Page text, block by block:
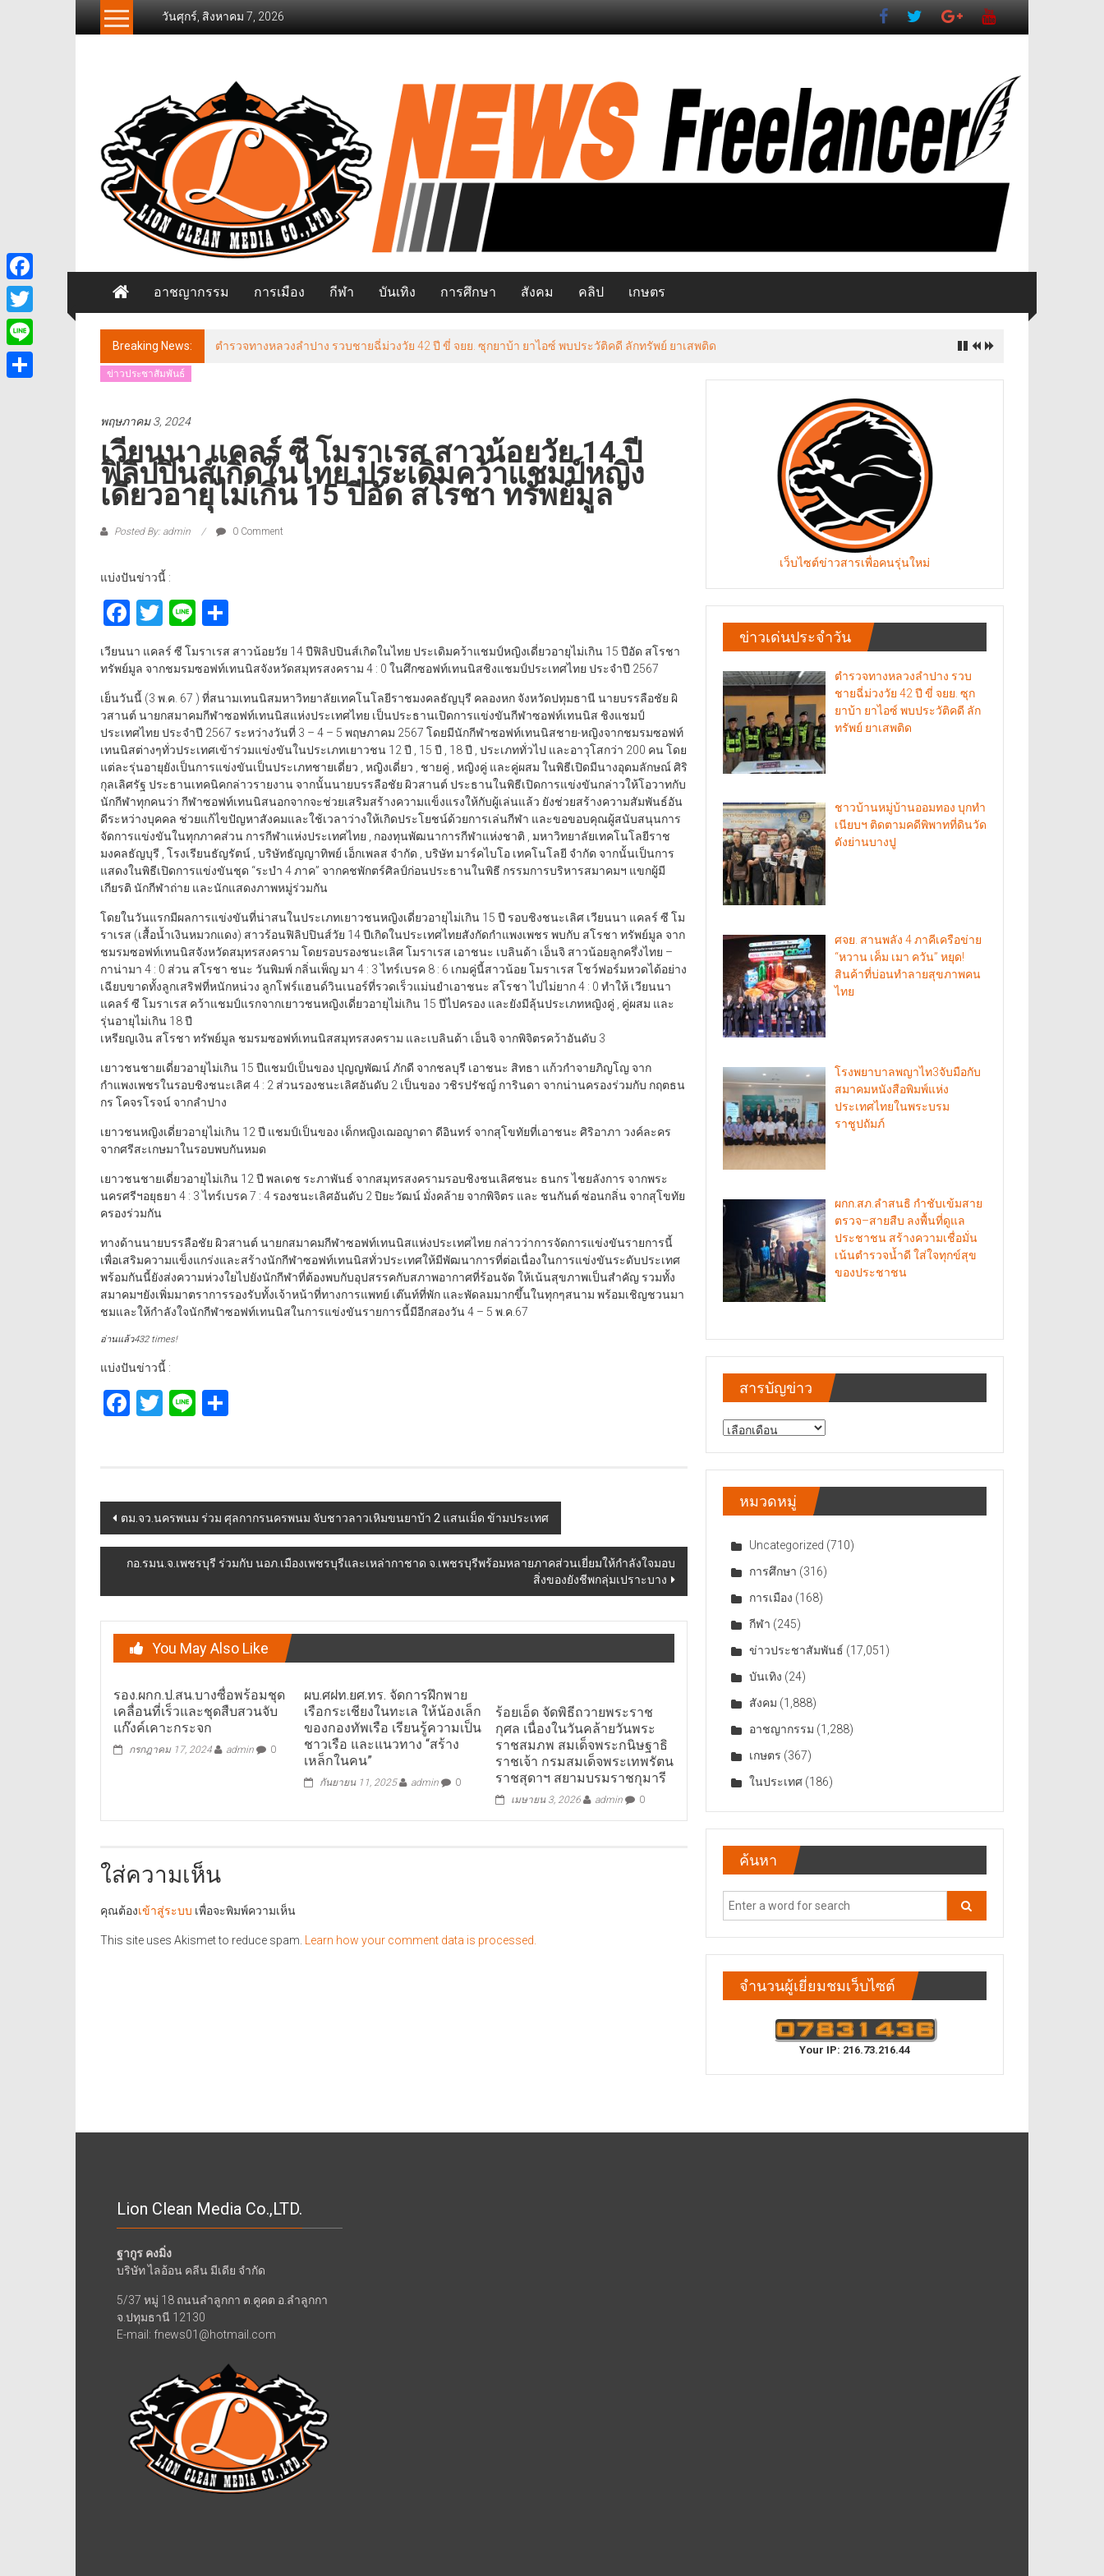
วันศุกร์, สิงหาคม 7, 2026
Freelancer
วส์
ฟรี
แลน
เซอร์
อาชญากรรม การเมือง กีฬา บันเทิง การศึกษา สังคม คลิป เกษตร
Breaking News: ตำรวจทางหลวงลำปาง รวบชายฉี่ม่วงวัย 42 ปี ขี่ จยย. ซุกยาบ้า ยาไอซ์ พบประวัติคดี ลักทรัพย์ ยาเสพติด
ข่าวประชาสัมพันธ์
พฤษภาคม 3, 2024
เวียนนา แคลร์ ซี โมราเรส สาวน้อยวัย 14 ปี
ฟิลิปปินส์เกิดในไทย ประเดิมคว้าแชมป์หญิง
เดี่ยวอายุไม่เกิน 15 ปีอัด สโรชา ทรัพย์มูล
Posted By: admin 0 Comment
แบ่งปันข่าวนี้ :
Facebook
Twitter
Line
เวียนนา แคลร์ ซี โมราเรส สาวน้อยวัย 14 ปีฟิลิปปินส์เกิดในไทย ประเดิมคว้าแชมป์หญิงเดี่ยวอายุไม่เกิน 15 ปีอัด สโรชา
ทรัพย์มูล จากชมรมซอฟท์เทนนิสจังหวัดสมุทรสงคราม 4 : 0 ในศึกซอฟท์เทนนิสชิงแชมป์ประเทศไทย ประจำปี 2567
เย็นวันนี้ (3 พ.ค. 67 ) ที่สนามเทนนิสมหาวิทยาลัยเทคโนโลยีราชมงคลธัญบุรี คลองหก จังหวัดปทุมธานี นายบรรลือชัย ผิ
วสานต์ นายกสมาคมกีฬาซอฟท์เทนนิสแห่งประเทศไทย เป็นประธานเปิดการแข่งขันกีฬาซอฟท์เทนนิส ชิงแชมป์
ประเทศไทย ประจำปี 2567 ระหว่างวันที่ 3 – 4 – 5 พฤษภาคม 2567 โดยมีนักกีฬาซอฟท์เทนนิสชาย-หญิงจากชมรมซอฟท์
เทนนิสต่างๆทั่วประเทศเข้าร่วมแข่งขันในประเภทเยาวชน 12 ปี , 15 ปี , 18 ปี , ประเภททั่วไป และอาวุโสกว่า 200 คน โดย
แต่ละรุ่นอายุยังเป็นการแข่งขันเป็นประเภทชายเดี่ยว , หญิงเดี่ยว , ชายคู่ , หญิงคู่ และคู่ผสม ในพิธีเปิดมีนางอุดมลักษณ์ ศิริ
กุลเลิศรัฐ ประธานเทคนิคกล่าวรายงาน จากนั้นนายบรรลือชัย ผิวสานต์ ประธานในพิธีเปิดการแข่งขันกล่าวให้โอวาทกับ
นักกีฬาทุกคนว่า กีฬาซอฟท์เทนนิสนอกจากจะช่วยเสริมสร้างความแข็งแรงให้กับผู้เล่นแล้ว ยังช่วยสร้างความสัมพันธ์อัน
ดีระหว่างบุคคล ช่วยแก้ไขปัญหาสังคมและใช้เวลาว่างให้เกิดประโยชน์ด้วยการเล่นกีฬา และขอขอบคุณผู้สนับสนุนการ
จัดการแข่งขันในทุกภาคส่วน การกีฬาแห่งประเทศไทย , กองทุนพัฒนาการกีฬาแห่งชาติ , มหาวิทยาลัยเทคโนโลยีราช
มงคลธัญบุรี , โรงเรียนธัญรัตน์ , บริษัทธัญญาทิพย์ เอ็กเพลส จำกัด , บริษัท มาร์คไบโอ เทคโนโลยี จำกัด จากนั้นเป็นการ
แสดงในพิธีเปิดการแข่งขันชุด “ระบำ 4 ภาค” จากคชพักตร์ศิลป์ก่อนประธานในพิธี กรรมการบริหารสมาคมฯ แขกผู้มี
เกียรติ นักกีฬาถ่าย และนักแสดงภาพหมู่ร่วมกัน
โดยในวันแรกมีผลการแข่งขันที่น่าสนในประเภทเยาวชนหญิงเดี่ยวอายุไม่เกิน 15 ปี รอบชิงชนะเลิศ เวียนนา แคลร์ ซี โม
ราเรส (เสื้อน้ำเงินหมวกแดง) สาวร้อนฟิลิปปินส์วัย 14 ปีเกิดในประเทศไทยสังกัดกำแพงเพชร พบกับ สโรชา ทรัพย์มูล จาก
ชมรมซอฟท์เทนนิสจังหวัดสมุทรสงคราม โดยรอบรองชนะเลิศ โมราเรส เอาชนะ เบลินด้า เอ็นจิ สาวน้อยลูกครึ่งไทย –
กาน่ามา 4 : 0 ส่วน สโรชา ชนะ วันพิมพ์ กลิ่นเพ็ญ มา 4 : 3 ไทร์เบรค 8 : 6 เกมคู่นี้สาวน้อย โมราเรส โชว์ฟอร์มหวดได้อย่าง
เฉียบขาดทั้งลูกเสริฟที่หนักหน่วง ลูกโฟร์แฮนด์วินเนอร์ที่รวดเร็วแม่นยำเอาชนะ สโรชา ไปไม่ยาก 4 : 0 ทำให้ เวียนนา
แคลร์ ซี โมราเรส คว้าแชมป์แรกจากเยาวชนหญิงเดี่ยวอายุไม่เกิน 15 ปีไปครอง และยังมีลุ้นประเภทหญิงคู่ , คู่ผสม และ
รุ่นอายุไม่เกิน 18 ปี
เหรียญเงิน สโรชา ทรัพย์มูล ชมรมซอฟท์เทนนิสสมุทรสงคราม และเบลินด้า เอ็นจิ จากพิจิตรคว้าอันดับ 3
เยาวชนชายเดี่ยวอายุไม่เกิน 15 ปีแชมป์เป็นของ ปุญญพัฒน์ ภักดี จากชลบุรี เอาชนะ สิทธา แก้วกำจายภิญโญ จาก
กำแพงเพชรในรอบชิงชนะเลิศ 4 : 2 ส่วนรองชนะเลิศอันดับ 2 เป็นของ วชิรปรัชญ์ การินดา จากน่านครองร่วมกับ กฤตธน
กร โคจรโรจน์ จากลำปาง
เยาวชนหญิงเดี่ยวอายุไม่เกิน 12 ปี แชมป์เป็นของ เด็กหญิงเฌอญาดา ดีอินทร์ จากสุโขทัยที่เอาชนะ ศิริอาภา วงค์ละคร
จากศรีสะเกษมาในรอบพบกันหมด
เยาวชนชายเดี่ยวอายุไม่เกิน 12 ปี พลเดช ระภาพันธ์ จากสมุทรสงครามรอบชิงชนเลิศชนะ ธนกร ไชยลังการ จากพระ
นครศรีฯอยุธยา 4 : 3 ไทร์เบรค 7 : 4 รองชนะเลิศอันดับ 2 ปิยะวัฒน์ มั่งคล้าย จากพิจิตร และ ชนกันต์ ซ่อนกลิ่น จากสุโขทัย
ครองร่วมกัน
ทางด้านนายบรรลือชัย ผิวสานต์ นายกสมาคมกีฬาซอฟท์เทนนิสแห่งประเทศไทย กล่าวว่าการจัดการแข่งขันรายการนี้
เพื่อเสริมความแข็งแกร่งและสร้างนักกีฬาซอฟท์เทนนิสทั่วประเทศให้มีพัฒนาการที่ต่อเนื่องในการแข่งขันระดับประเทศ
พร้อมกันนี้ยังส่งความห่วงใยไปยังนักกีฬาที่ต้องพบกับอุปสรรคกับสภาพอากาศที่ร้อนจัด ให้เน้นสุขภาพเป็นสำคัญ รวมทั้ง
สมาคมฯยังเพิ่มมาตราการรองรับทั้งเจ้าหน้าที่ทางการแพทย์ เต๊นท์ที่พัก และพัดลมมากขึ้นในทุกๆสนาม พร้อมเชิญชวนมา
ชมและให้กำลังใจนักกีฬาซอฟท์เทนนิสในการแข่งขันรายการนี้มีอีกสองวัน 4 – 5 พ.ค.67
อ่านแล้ว432 times!
แบ่งปันข่าวนี้ :
Facebook
Twitter
Line
Post
navigation
ตม.จว.นครพนม ร่วม ศุลกากรนครพนม จับชาวลาวเหิมขนยาบ้า 2 แสนเม็ด ข้ามประเทศ
กอ.รมน.จ.เพชรบุรี ร่วมกับ นอภ.เมืองเพชรบุรีและเหล่ากาชาด จ.เพชรบุรีพร้อมหลายภาคส่วนเยี่ยมให้กำลังใจมอบ
สิ่งของยังชีพกลุ่มเปราะบาง
You May Also Like
รอง.ผกก.ป.สน.บางซื่อพร้อมชุด
เคลื่อนที่เร็วและชุดสืบสวนจับ
แก๊งค์เคาะกระจก
กรกฎาคม 17, 2024 admin 0
ผบ.ศฝท.ยศ.ทร. จัดการฝึกพาย
เรือกระเชียงในทะเล ให้น้องเล็ก
ของกองทัพเรือ เรียนรู้ความเป็น
ชาวเรือ และแนวทาง “สร้าง
เหล็กในคน”
กันยายน 11, 2025 admin 0
ร้อยเอ็ด จัดพิธีถวายพระราช
กุศล เนื่องในวันคล้ายวันพระ
ราชสมภพ สมเด็จพระกนิษฐาธิ
ราชเจ้า กรมสมเด็จพระเทพรัตน
ราชสุดาฯ สยามบรมราชกุมารี
เมษายน 3, 2026 admin 0
ใส่ความเห็น
คุณต้องเข้าสู่ระบบ เพื่อจะพิมพ์ความเห็น
This site uses Akismet to reduce spam. Learn how your comment data is processed.
เว็บไซต์ข่าวสารเพื่อคนรุ่นใหม่
ข่าวเด่นประจำวัน
ตำรวจทางหลวงลำปาง รวบ
ชายฉี่ม่วงวัย 42 ปี ขี่ จยย. ซุก
ยาบ้า ยาไอซ์ พบประวัติคดี ลัก
ทรัพย์ ยาเสพติด
ชาวบ้านหมู่บ้านออมทอง บุกทำ
เนียบฯ ติดตามคดีพิพาทที่ดินวัด
ดังย่านบางปู
ศจย. สานพลัง 4 ภาคีเครือข่าย
“หวาน เค็ม เมา ควัน” หยุด!
สินค้าที่บ่อนทำลายสุขภาพคน
ไทย
โรงพยาบาลพญาไท3จับมือกับ
สมาคมหนังสือพิมพ์แห่ง
ประเทศไทยในพระบรม
ราชูปถัมภ์
ผกก.สภ.ลำสนธิ กำชับเข้มสาย
ตรวจ–สายสืบ ลงพื้นที่ดูแล
ประชาชน สร้างความเชื่อมั่น
เน้นตำรวจน้ำดี ใส่ใจทุกข์สุข
ของประชาชน
สารบัญข่าว
สารบัญ
หมวดหมู่
Uncategorized (710)
การศึกษา (316)
การเมือง (168)
กีฬา (245)
ข่าวประชาสัมพันธ์ (17,051)
บันเทิง (24)
สังคม (1,888)
อาชญากรรม (1,288)
เกษตร (367)
ในประเทศ (186)
ค้นหา
จำนวนผู้เยี่ยมชมเว็บไซต์
Your IP: 216.73.216.44
Lion Clean Media Co.,LTD.
ฐากูร คงมิ่ง
บริษัท ไลอ้อน คลีน มีเดีย จำกัด
5/37 หมู่ 18 ถนนลำลูกกา ต.คูคต อ.ลำลูกกา
จ.ปทุมธานี 12130
E-mail: fnews01@hotmail.com
Facebook
Twitter
Line